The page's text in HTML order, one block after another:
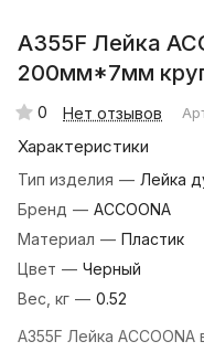
A355F Лейка
200мм*7мм
0 Нет отзывов
Характеристики
Тип изделия — Лейка
Бренд — ACCOONA
Материал — Пластик
Цвет — Черный
Вес, кг — 0.52
A355F Лейка